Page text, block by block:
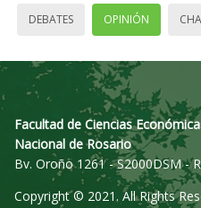
DEBATES OPINIÓN
Facultad de Ciencias
Nacional de Rosario
Bv. Oroño 1261 - S2000DSM -
Copyright © 2021. All Rights